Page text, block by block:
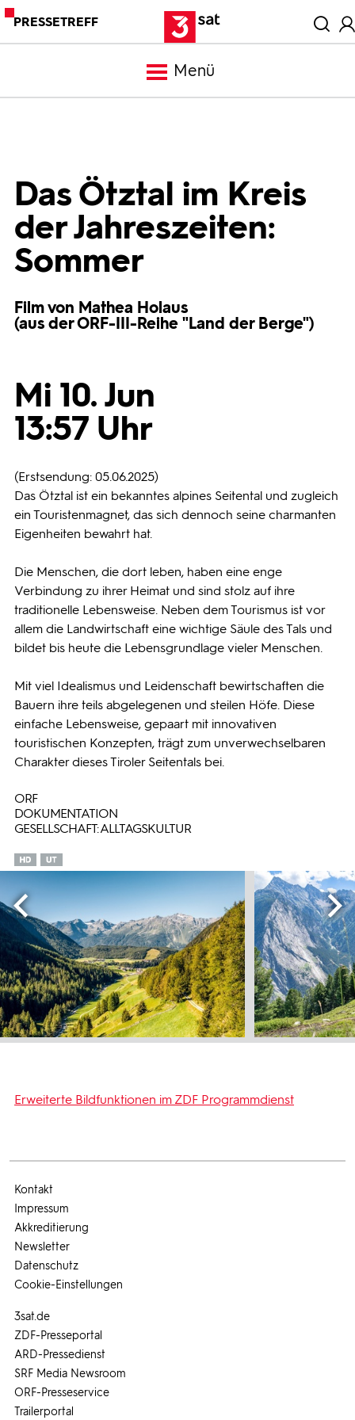
PRESSETREFF
Menü
Mediathek
Bilder
Programmwochen
Das Ötztal im Kreis
der Jahreszeiten:
Sommer
Film von Mathea Holaus
(aus der ORF-III-Reihe "Land der Berge")
Mi 10. Jun
13:57 Uhr
(Erstsendung: 05.06.2025)
Das Ötztal ist ein bekanntes alpines Seitental und zugleich
ein Touristenmagnet, das sich dennoch seine charmanten
Eigenheiten bewahrt hat.
Die Menschen, die dort leben, haben eine enge
Verbindung zu ihrer Heimat und sind stolz auf ihre
traditionelle Lebensweise. Neben dem Tourismus ist vor
allem die Landwirtschaft eine wichtige Säule des Tals und
bildet bis heute die Lebensgrundlage vieler Menschen.
Mit viel Idealismus und Leidenschaft bewirtschaften die
Bauern ihre teils abgelegenen und steilen Höfe. Diese
einfache Lebensweise, gepaart mit innovativen
touristischen Konzepten, trägt zum unverwechselbaren
Charakter dieses Tiroler Seitentals bei.
ORF
DOKUMENTATION
GESELLSCHAFT: ALLTAGSKULTUR
Erweiterte Bildfunktionen im ZDF Programmdienst
3sat.de
ZDF-Presseportal
ARD-Pressedienst
SRF Media Newsroom
ORF-Presseservice
Trailerportal
Kontakt
Impressum
Akkreditierung
Newsletter
Datenschutz
Cookie-Einstellungen